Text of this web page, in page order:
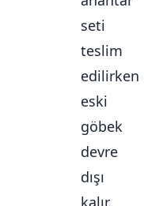
seti
teslim
edilirken
eski
göbek
devre
dışı
kalır,